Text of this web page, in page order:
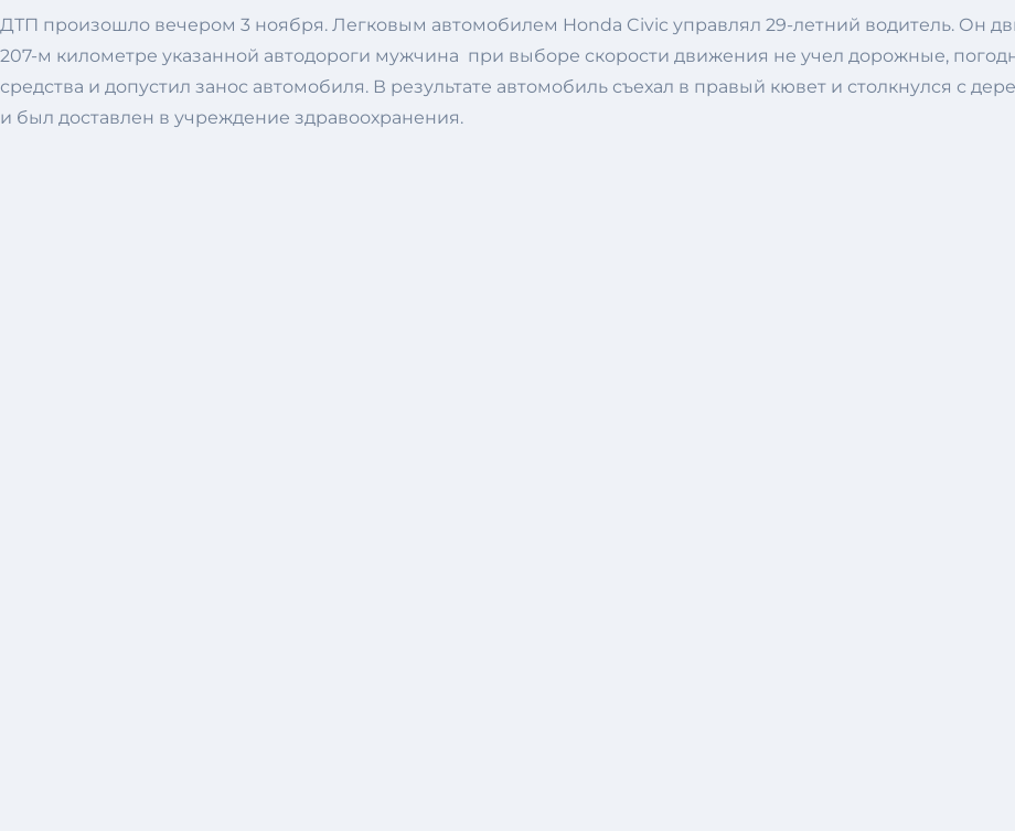
ДТП произошло вечером 3 ноября. Легковым автомобилем Honda Civic управлял 29-летний водитель. Он
207-м километре указанной автодороги мужчина при выборе скорости движения не учел дорожные,
средства и допустил занос автомобиля. В результате автомобиль съехал в правый кювет и столкнулся с
и был доставлен в учреждение здравоохранения.